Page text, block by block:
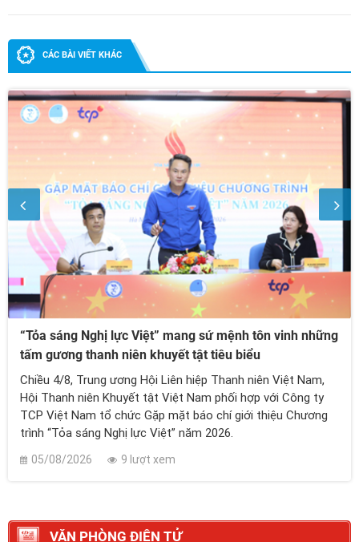
CÁC BÀI VIẾT KHÁC
“Tỏa sáng Nghị lực Việt” mang sứ mệnh tôn vinh những
tấm gương thanh niên khuyết tật tiêu biểu
Chiều 4/8, Trung ương Hội Liên hiệp Thanh niên Việt Nam,
Hội Thanh niên Khuyết tật Việt Nam phối hợp với Công ty
TCP Việt Nam tổ chức Gặp mặt báo chí giới thiệu Chương
trình “Tỏa sáng Nghị lực Việt” năm 2026.
05/08/2026 9 lượt xem
VĂN PHÒNG ĐIỆN TỬ